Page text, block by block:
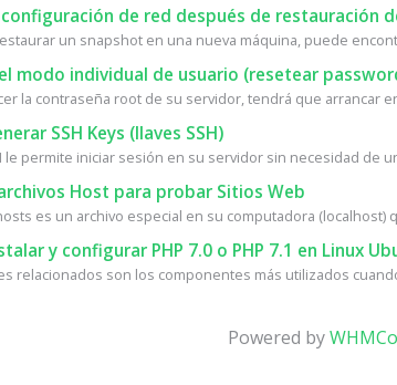
de red después de restauración
un snapshot en una nueva máquina, puede
modo individual de usuario (resetear
la contraseña root de su servidor, tendrá que arrancar
SSH Keys (llaves SSH)
le permite iniciar sesión en su servidor sin necesidad de
Host para probar Sitios Web
es un archivo especial en su computadora (localhost)
y configurar PHP 7.0 o PHP 7.1 en Linux
relacionados son los componentes más utilizados
Powered by